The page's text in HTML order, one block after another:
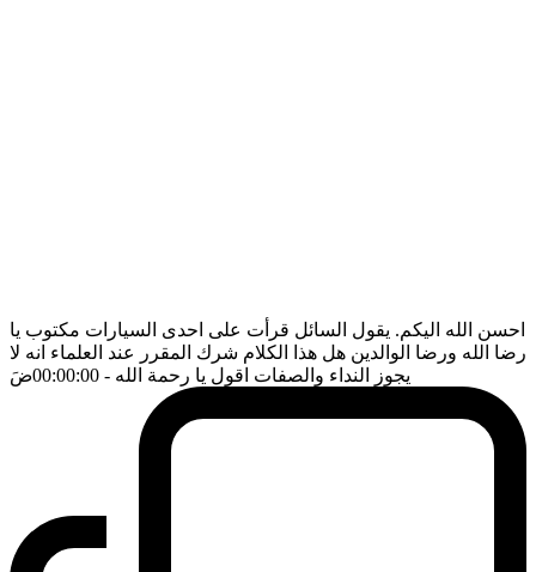
احسن الله اليكم. يقول السائل قرأت على احدى السيارات مكتوب يا
رضا الله ورضا الوالدين هل هذا الكلام شرك المقرر عند العلماء انه لا
يجوز النداء والصفات اقول يا رحمة الله - 00:00:00 ضَ